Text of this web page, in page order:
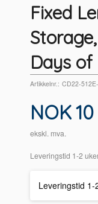
Fixed
Days
Artikkelnr.: CD22-
Pris
NOK
ekskl. mva.
Leveringstid 1-2
Leveringstid 1-